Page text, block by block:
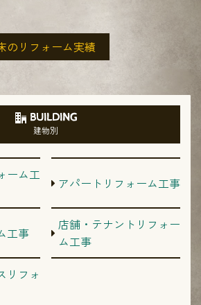
のリフォーム実績
BUILDING
建物別
ーム工
アパートリフォーム工事
工事
店舗・テナントリフォー
ム工事
リフォ